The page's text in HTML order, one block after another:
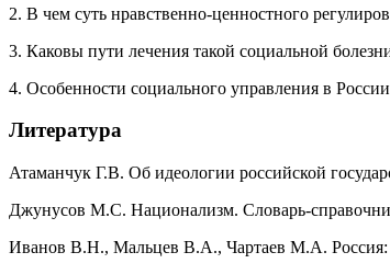
2. В чем суть нравственно-ценностного
3. Каковы пути лечения такой социальной
4. Особенности социального управления в
Литература
Атаманчук Г.В. Об идеологии российской
Джунусов М.С. Национализм. Словарь-
Иванов В.Н., Мальцев В.А., Чартаев М.А. Россия: